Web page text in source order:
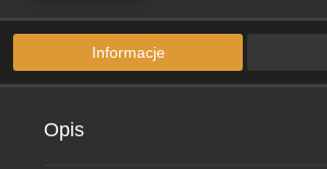
Informacje
Opis